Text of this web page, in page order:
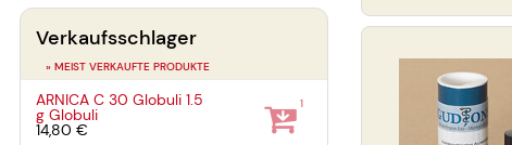
Verkaufsschlager
» MEIST VERKAUFTE PRODUKTE
ARNICA C 30 Globuli1.5
gGlobuli
14,80 €
1